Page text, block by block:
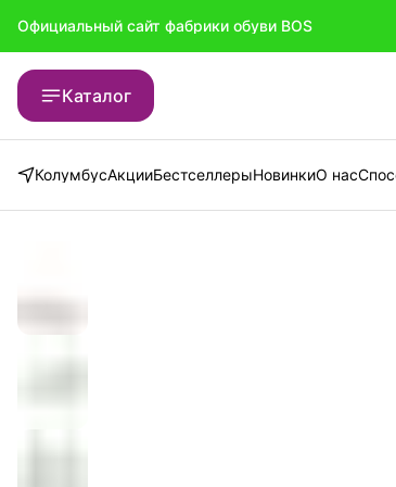
Официальный сайт фабрики обуви BOS
Официальный сайт фабрики обуви BOS
Каталог
КолумбусАкцииБестселлерыНовинкиО нас